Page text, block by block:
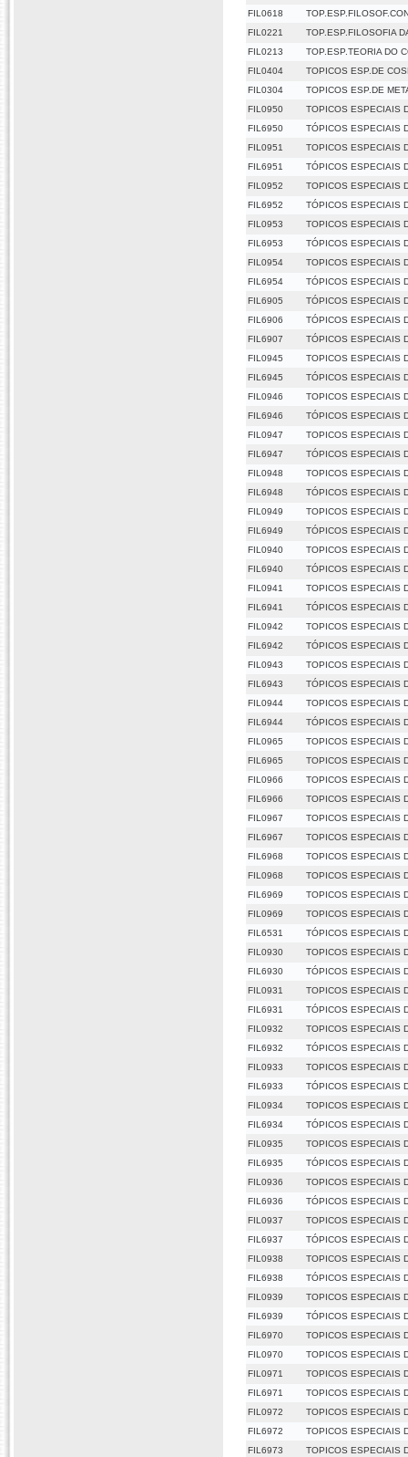
FIL0618
FIL0221
TOP.ESP.FILOSOFIA
FIL0213
TOP.ESP.TEORIA DO
FIL0404
TOPICOS ESP.DE
FIL0304
TOPICOS ESP.DE
FIL0950
TOPICOS ESPECIAIS
FIL6950
TÓPICOS ESPECIAIS
FIL0951
TOPICOS ESPECIAIS
FIL6951
TÓPICOS ESPECIAIS
FIL0952
TOPICOS ESPECIAIS
FIL6952
TÓPICOS ESPECIAIS
FIL0953
TOPICOS ESPECIAIS
FIL6953
TÓPICOS ESPECIAIS
FIL0954
TOPICOS ESPECIAIS
FIL6954
TÓPICOS ESPECIAIS
FIL6905
TÓPICOS ESPECIAIS
FIL6906
TÓPICOS ESPECIAIS
FIL6907
TÓPICOS ESPECIAIS
FIL0945
TOPICOS ESPECIAIS
FIL6945
TÓPICOS ESPECIAIS
FIL0946
TOPICOS ESPECIAIS
FIL6946
TÓPICOS ESPECIAIS
FIL0947
TOPICOS ESPECIAIS
FIL6947
TÓPICOS ESPECIAIS
FIL0948
TOPICOS ESPECIAIS
FIL6948
TÓPICOS ESPECIAIS
FIL0949
TOPICOS ESPECIAIS
FIL6949
TÓPICOS ESPECIAIS
FIL0940
TOPICOS ESPECIAIS
FIL6940
TÓPICOS ESPECIAIS
FIL0941
TOPICOS ESPECIAIS
FIL6941
TÓPICOS ESPECIAIS
FIL0942
TOPICOS ESPECIAIS
FIL6942
TÓPICOS ESPECIAIS
FIL0943
TOPICOS ESPECIAIS
FIL6943
TÓPICOS ESPECIAIS
FIL0944
TOPICOS ESPECIAIS
FIL6944
TÓPICOS ESPECIAIS
FIL0965
TOPICOS ESPECIAIS
FIL6965
TOPICOS ESPECIAIS
FIL0966
TOPICOS ESPECIAIS
FIL6966
TOPICOS ESPECIAIS
FIL0967
TOPICOS ESPECIAIS
FIL6967
TOPICOS ESPECIAIS
FIL6968
TOPICOS ESPECIAIS
FIL0968
TOPICOS ESPECIAIS
FIL6969
TOPICOS ESPECIAIS
FIL0969
TOPICOS ESPECIAIS
FIL6531
TÓPICOS ESPECIAIS
FIL0930
TOPICOS ESPECIAIS
FIL6930
TÓPICOS ESPECIAIS
FIL0931
TOPICOS ESPECIAIS
FIL6931
TÓPICOS ESPECIAIS
FIL0932
TOPICOS ESPECIAIS
FIL6932
TÓPICOS ESPECIAIS
FIL0933
TOPICOS ESPECIAIS
FIL6933
TÓPICOS ESPECIAIS
FIL0934
TOPICOS ESPECIAIS
FIL6934
TÓPICOS ESPECIAIS
FIL0935
TOPICOS ESPECIAIS
FIL6935
TÓPICOS ESPECIAIS
FIL0936
TOPICOS ESPECIAIS
FIL6936
TÓPICOS ESPECIAIS
FIL0937
TOPICOS ESPECIAIS
FIL6937
TÓPICOS ESPECIAIS
FIL0938
TOPICOS ESPECIAIS
FIL6938
TÓPICOS ESPECIAIS
FIL0939
TOPICOS ESPECIAIS
FIL6939
TÓPICOS ESPECIAIS
FIL6970
TOPICOS ESPECIAIS
FIL0970
TOPICOS ESPECIAIS
FIL0971
TOPICOS ESPECIAIS
FIL6971
TOPICOS ESPECIAIS
FIL0972
TOPICOS ESPECIAIS
FIL6972
TOPICOS ESPECIAIS
FIL6973
TOPICOS ESPECIAIS